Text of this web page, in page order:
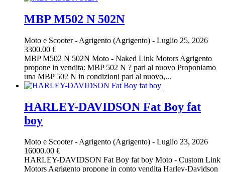
MBP M502 N 502N
Moto e Scooter- Agrigento (Agrigento) - Luglio 25, 2026
3300.00 €
MBP M502 N 502N Moto - Naked Link Motors Agrigento
propone in vendita: MBP 502 N ? pari al nuovo Proponiamo
una MBP 502 N in condizioni pari al nuovo,...
HARLEY-DAVIDSON Fat Boy fat
boy
Moto e Scooter- Agrigento (Agrigento) - Luglio 23, 2026
16000.00 €
HARLEY-DAVIDSON Fat Boy fat boy Moto - Custom Link
Motors Agrigento propone in conto vendita Harley-Davidson